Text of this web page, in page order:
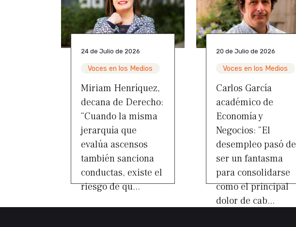
24 de Julio de 2026
Voces en los Medios
Miriam Henríquez,
decana de Derecho:
“Cuando la misma
jerarquía que
evalúa ascensos
también sanciona
conductas, existe el
riesgo de qu...
20 de Julio de 2026
Voces en los Medios
Carlos García
académico de
Economía y
Negocios: “El
desempleo pasó de
ser un fantasma
para consolidarse
como el principal
dolor de cab...